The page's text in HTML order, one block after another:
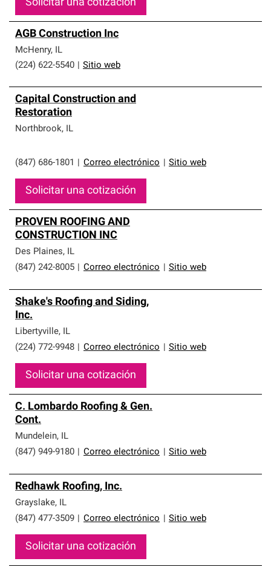
Solicitar una cotización
AGB Construction Inc
McHenry, IL
(224) 622-5540
Sitio web
Capital Construction and
Restoration
Northbrook, IL
(847) 686-1801 Correo electrónico Sitio web
Solicitar una cotización
PROVEN ROOFING AND
CONSTRUCTION INC
Des Plaines, IL
(847) 242-8005
Correo electrónico Sitio web
Shake's Roofing and Siding,
Inc.
Libertyville, IL
(224) 772-9948
Correo electrónico Sitio web
Solicitar una cotización
C. Lombardo Roofing & Gen.
Cont.
Mundelein, IL
(847) 949-9180
Correo electrónico Sitio web
Redhawk Roofing, Inc.
Grayslake, IL
(847) 477-3509
Correo electrónico Sitio web
Solicitar una cotización